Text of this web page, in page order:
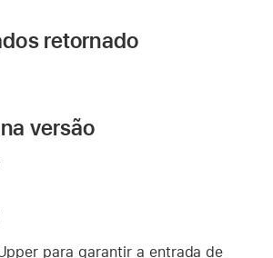
retornado
versão
para garantir a entrada de